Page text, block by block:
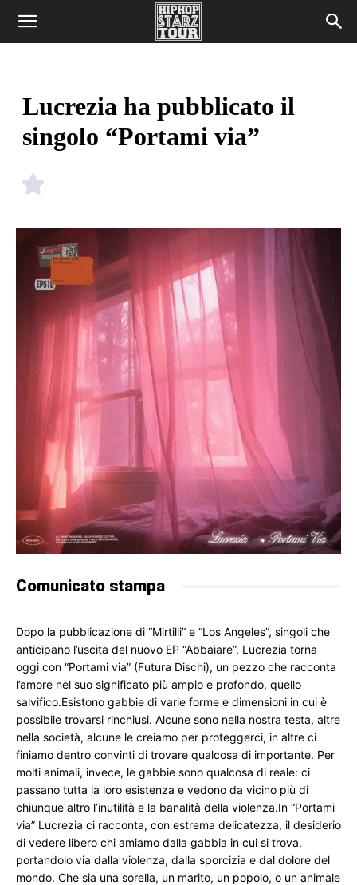
Lucrezia ha pubblicato il
singolo “Portami via”
Comunicato stampa
Dopo la pubblicazione di “Mirtilli” e “Los Angeles”, singoli che
anticipano l’uscita del nuovo EP “Abbaiare”, Lucrezia torna
oggi con “Portami via” (Futura Dischi), un pezzo che racconta
l’amore nel suo significato più ampio e profondo, quello
salvifico.Esistono gabbie di varie forme e dimensioni in cui è
possibile trovarsi rinchiusi. Alcune sono nella nostra testa, altre
nella società, alcune le creiamo per proteggerci, in altre ci
finiamo dentro convinti di trovare qualcosa di importante. Per
molti animali, invece, le gabbie sono qualcosa di reale: ci
passano tutta la loro esistenza e vedono da vicino più di
chiunque altro l’inutilità e la banalità della violenza.In “Portami
via” Lucrezia ci racconta, con estrema delicatezza, il desiderio
di vedere libero chi amiamo dalla gabbia in cui si trova,
portandolo via dalla violenza, dalla sporcizia e dal dolore del
mondo. Che sia una sorella, un marito, un popolo, o un animale